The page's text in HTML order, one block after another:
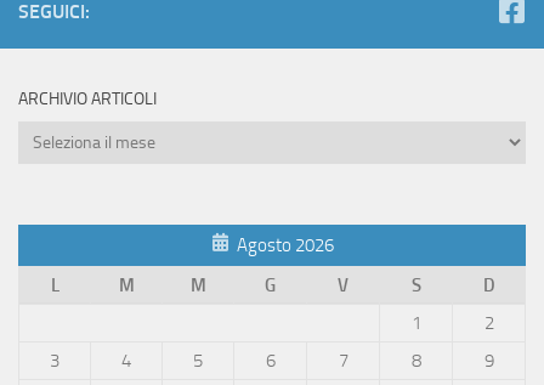
SEGUICI:
ARCHIVIO ARTICOLI
Archivio
Agosto 2026
L
M M G V S
D
1
2
3
4 5 6 7 8
9